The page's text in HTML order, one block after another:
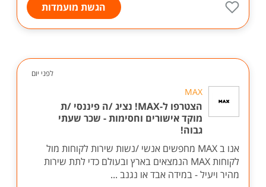
הגשת מועמדות
לפני יום
MAX
הצטרפו ל-MAX! נציג /ה פיננסי /ת
מוקד אישורים וחסימות - שכר שעתי
גבוה!
אנו ב MAX מחפשים אנשי /נשות שירות לקוחות מול
לקוחות MAX הנמצאים בארץ ובעולם כדי לתת שירות
מהיר ויעיל - במידה אבד או נגנב ...